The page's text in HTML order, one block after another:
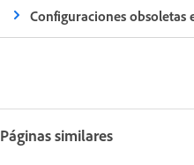
Configuraciones obsoletas
Páginas similares